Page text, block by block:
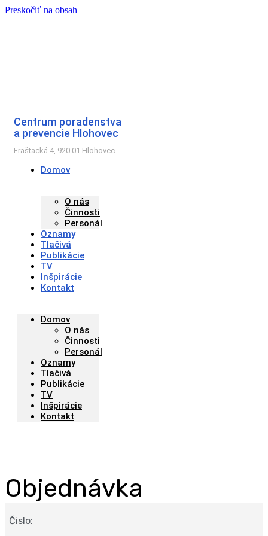
Preskočiť na obsah
Centrum poradenstva
a prevencie Hlohovec
Fraštacká 4, 920 01 Hlohovec
Domov
O nás
Činnosti
Personál
Oznamy
Tlačivá
Publikácie
TV
Inšpirácie
Kontakt
Domov
O nás
Činnosti
Personál
Oznamy
Tlačivá
Publikácie
TV
Inšpirácie
Kontakt
Objednávka
Čislo: